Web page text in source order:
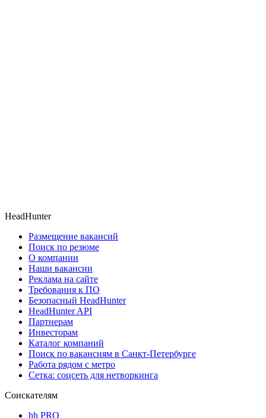
HeadHunter
Размещение вакансий
Поиск по резюме
О компании
Наши вакансии
Реклама на сайте
Требования к ПО
Безопасный HeadHunter
HeadHunter API
Партнерам
Инвесторам
Каталог компаний
Поиск по вакансиям в Санкт-Петербурге
Работа рядом с метро
Сетка: соцсеть для нетворкинга
Соискателям
hh PRO